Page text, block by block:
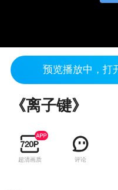
预览播放中，打
《离子键》
超清画质 评论